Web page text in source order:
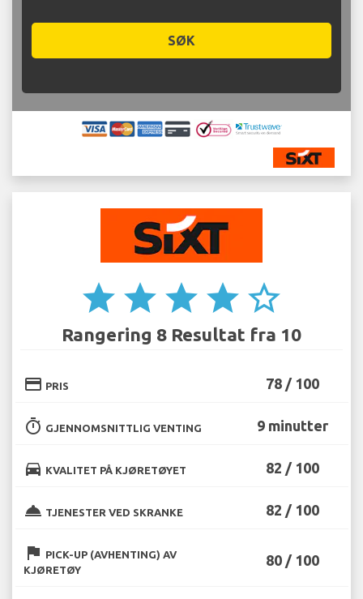
SØK
star star star star star_border
Rangering 8 Resultat fra 10
credit_card PRIS 78 / 100
timer GJENNOMSNITTLIG VENTING 9 minutter
directions_car KVALITET PÅ KJØRETØYET 82 / 100
room_service TJENESTER VED SKRANKE 82 / 100
flag PICK-UP (AVHENTING) AV
KJØRETØY
80 / 100